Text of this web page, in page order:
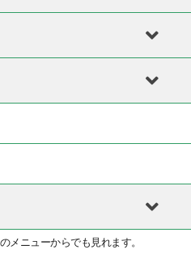
メニューからでも見れます。